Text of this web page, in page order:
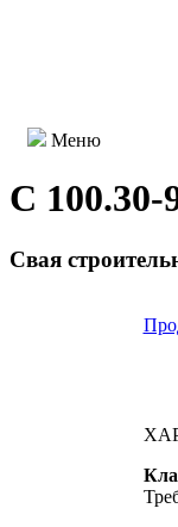
Меню
С 100.30-
Свая